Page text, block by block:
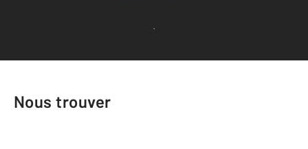
Voir tous les avis clients
Nous trouver